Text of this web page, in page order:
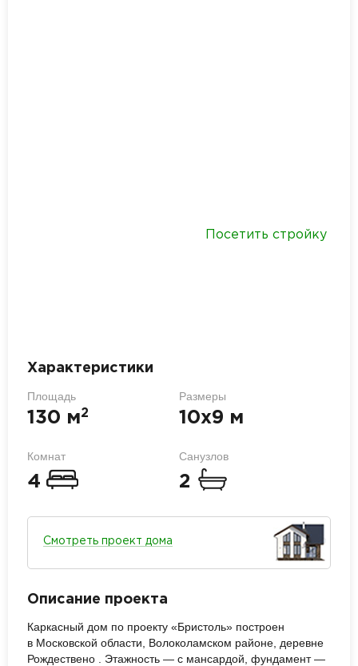
Посетить стройку
Характеристики
Площадь
130 м2
Размеры
10х9 м
Комнат
4
Санузлов
2
Смотреть проект дома
Описание проекта
Каркасный дом по проекту «Бристоль» построен
в Московской области, Волоколамском районе, деревне
Рождествено . Этажность — с мансардой, фундамент —